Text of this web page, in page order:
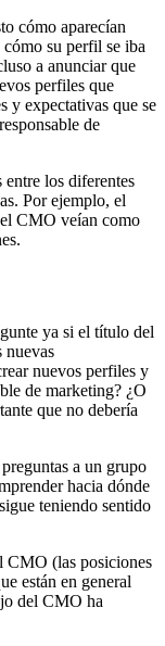
cómo aparecían
su perfil se iba
a anunciar que
perfiles que
y expectativas que se
de
entre los diferentes
Por ejemplo, el
CMO veían como
ya si el título del
nuevas
nuevos perfiles y
de marketing? ¿O
que no debería
a un grupo
hacia dónde
teniendo sentido
CMO (las posiciones
están en general
del CMO ha